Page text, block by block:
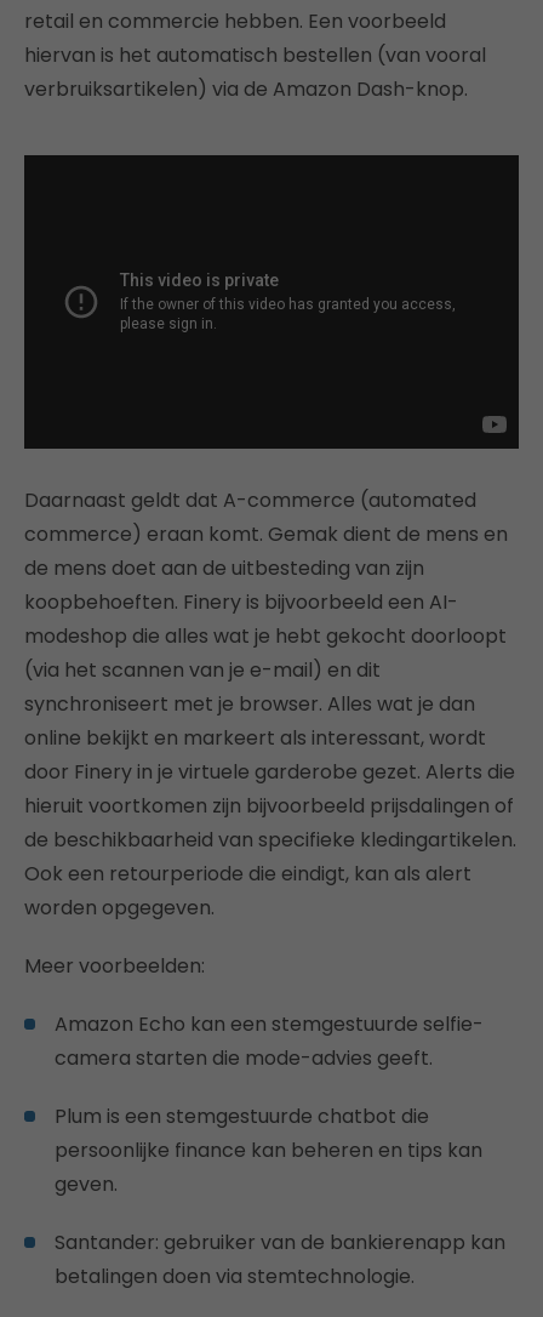
retail en commercie hebben. Een voorbeeld
hiervan is het automatisch bestellen (van vooral
verbruiksartikelen) via de Amazon Dash-knop.
Daarnaast geldt dat A-commerce (automated
commerce) eraan komt. Gemak dient de mens en
de mens doet aan de uitbesteding van zijn
koopbehoeften. Finery is bijvoorbeeld een AI-
modeshop die alles wat je hebt gekocht doorloopt
(via het scannen van je e-mail) en dit
synchroniseert met je browser. Alles wat je dan
online bekijkt en markeert als interessant, wordt
door Finery in je virtuele garderobe gezet. Alerts die
hieruit voortkomen zijn bijvoorbeeld prijsdalingen of
de beschikbaarheid van specifieke kledingartikelen.
Ook een retourperiode die eindigt, kan als alert
worden opgegeven.
Meer voorbeelden:
Amazon Echo kan een stemgestuurde selfie-
camera starten die mode-advies geeft.
Plum is een stemgestuurde chatbot die
persoonlijke finance kan beheren en tips kan
geven.
Santander: gebruiker van de bankierenapp kan
betalingen doen via stemtechnologie.